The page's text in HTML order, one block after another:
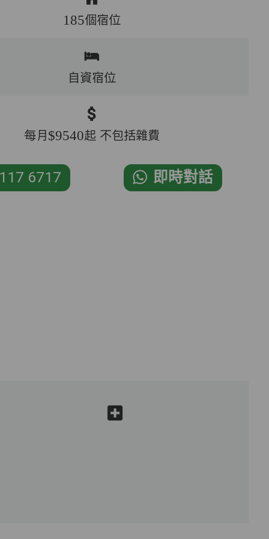
185個宿位
自資宿位
每月$9540起 不包括雜費
6717 即時對話